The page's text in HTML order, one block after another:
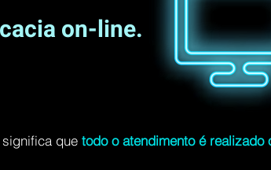
on-line.
que todo o atendimento é realizado